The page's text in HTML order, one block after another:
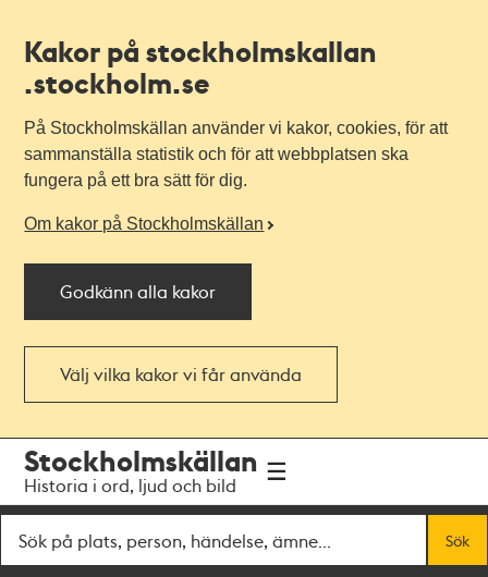
Kakor på stockholmskallan
.stockholm.se
På Stockholmskällan använder vi kakor, cookies, för att
sammanställa statistik och för att webbplatsen ska
fungera på ett bra sätt för dig.
Om kakor på Stockholmskällan
Godkänn alla kakor
Välj vilka kakor vi får använda
navigationen
huvudinnehållet
Stockholmskällan
Historia i ord, ljud och bild
Sök